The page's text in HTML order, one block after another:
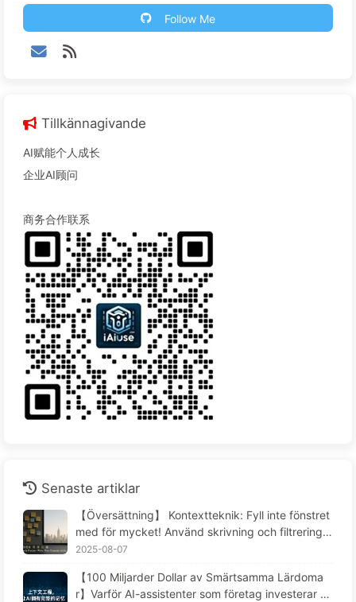
Follow Me
Tillkännagivande
AI赋能个人成长
企业AI顾问
商务合作联系
Senaste artiklar
【Översättning】 Kontextteknik: Fyll inte fönstret
med för mycket! Använd skrivning och filtrering i
fyra steg, var försiktig med förorening och förvirri
ngsamt 170
2025-08-07
【100 Miljarder Dollar av Smärtsamma Lärdoma
r】Varför AI-assistenter som företag investerar st